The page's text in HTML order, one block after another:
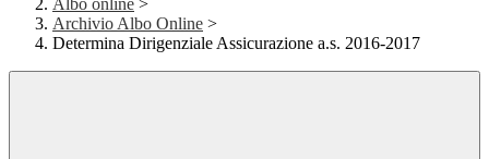
Albo online >
Archivio Albo Online >
Determina Dirigenziale Assicurazione a.s. 2016-2017